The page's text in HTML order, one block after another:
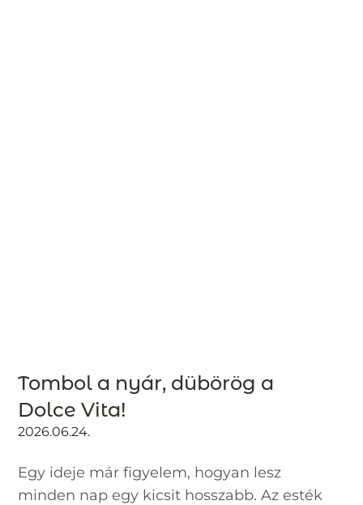
Tombol a nyár, dübörög a
Dolce Vita!
2026.06.24.
Egy ideje már figyelem, hogyan lesz
minden nap egy kicsit hosszabb. Az esték